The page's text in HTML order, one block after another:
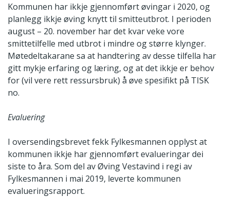
Kommunen har ikkje gjennomført øvingar i 2020, og
planlegg ikkje øving knytt til smitteutbrot. I perioden
august – 20. november har det kvar veke vore
smittetilfelle med utbrot i mindre og større klynger.
Møtedeltakarane sa at handtering av desse tilfella har
gitt mykje erfaring og læring, og at det ikkje er behov
for (vil vere rett ressursbruk) å øve spesifikt på TISK
no.
Evaluering
I oversendingsbrevet fekk Fylkesmannen opplyst at
kommunen ikkje har gjennomført evalueringar dei
siste to åra. Som del av Øving Vestavind i regi av
Fylkesmannen i mai 2019, leverte kommunen
evalueringsrapport.